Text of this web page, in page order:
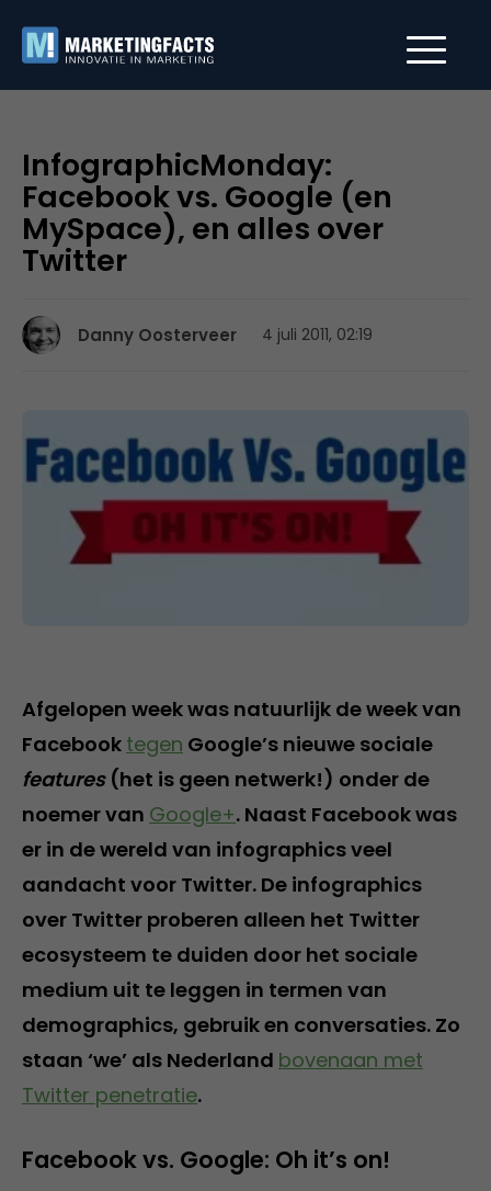
InfographicMonday:
Facebook vs. Google (en
MySpace), en alles over
Twitter
Danny Oosterveer 4 juli 2011, 02:19
Afgelopen week was natuurlijk de week van
Facebook tegen Google’s nieuwe sociale
features(het is geen netwerk!) onder de
noemer van Google+. Naast Facebook was
er in de wereld van infographics veel
aandacht voor Twitter. De infographics
over Twitter proberen alleen het Twitter
ecosysteem te duiden door het sociale
medium uit te leggen in termen van
demographics, gebruik en conversaties. Zo
staan ‘we’ als Nederland bovenaan met
Twitter penetratie.
Facebook vs. Google: Oh it’s on!